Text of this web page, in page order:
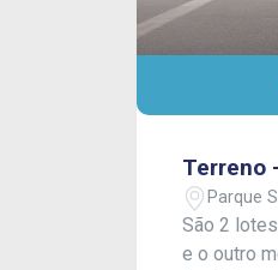
Terreno
Parque
São 2
e o outro